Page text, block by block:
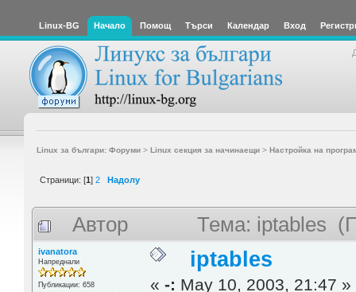
Linux-BG Начало Помощ Търси Календар Вход
Linux за българи: Форуми> Linux секция за начинаещи> Настройка на
Страници: [1] 2 Надолу
Автор Тема: iptables
ivanatora
Напреднали
Публикации: 658
iptables
«-: May 10, 2003, 21:47 »